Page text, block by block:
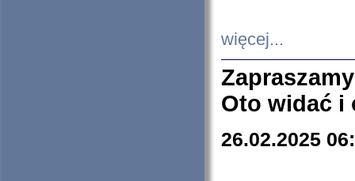
więcej...
Oto widać i
26.02.2025